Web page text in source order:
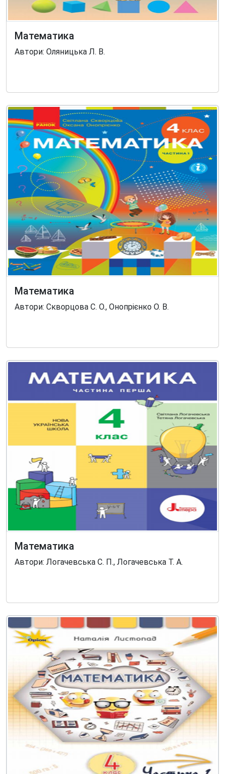
Математика
Автори: Оляницька Л. В.
Математика
Автори: Скворцова С. О., Онопрієнко О. В.
Математика
Автори: Логачевська С. П., Логачевська Т. А.